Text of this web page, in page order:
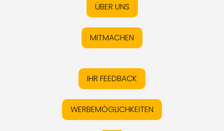
ÜBER UNS
MITMACHEN
IHR FEEDBACK
WERBEMÖGLICHKEITEN